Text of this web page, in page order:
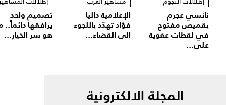
نانسي عجرم
بقميص مفتوح
في لقطات عفوية
على...
الإعلامية داليا
فؤاد تهدّد باللجوء
الى القضاء...
تصميم واحد
يرافقها دائماً..
هو سر الخيار...
المجلة الالكترونية